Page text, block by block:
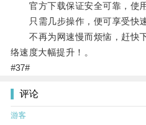
官方下载保证安全可靠，使用
只需几步操作，便可享受快速
不再为网速慢而烦恼，赶快
络速度大幅提升！。
#37#
评论
游客